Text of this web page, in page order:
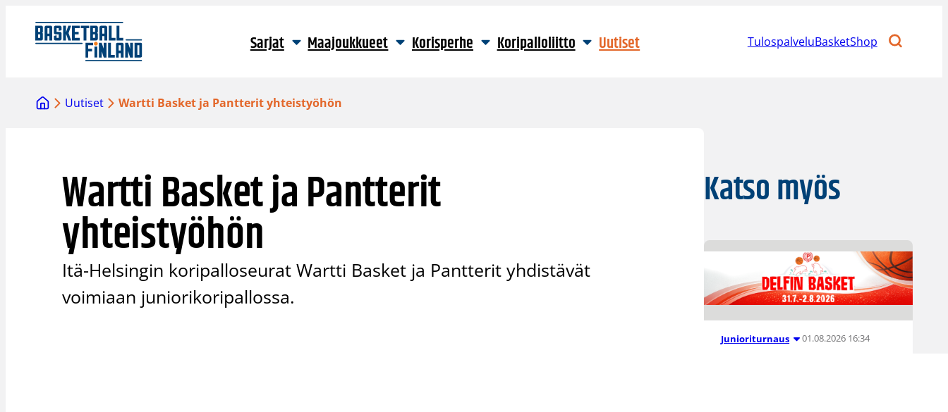
sisältöön
Sarjat Maajoukkueet Korisperhe Koripalloliitto Uutiset TulospalveluBasketShop
Uutiset Wartti Basket ja Pantterit yhteistyöhön
Wartti Basket ja Pantterit
yhteistyöhön
Itä-Helsingin koripalloseurat Wartti Basket ja Pantterit yhdistävät
voimiaan juniorikoripallossa.
Katso myös
Junioriturnaus 01.08.2026 16:34